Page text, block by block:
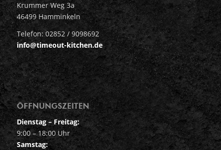
Krummer Weg 3a
46499 Hamminkeln
Telefon: 02852 / 9098692
info@timeout-kitchen.de
ÖFFNUNGSZEITEN
Dienstag – Freitag:
9:00 – 18:00 Uhr
Samstag: